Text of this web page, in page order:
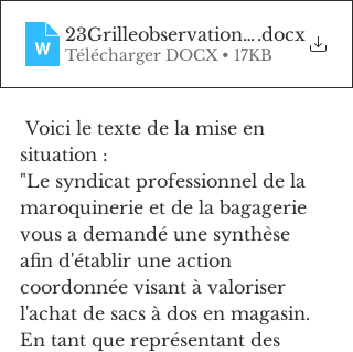
23Grilleobservationmagasin
.docx
Télécharger DOCX • 17KB
situation :
"Le syndicat professionnel de la
maroquinerie et de la bagagerie
vous a demandé une synthèse
afin d'établir une action
coordonnée visant à valoriser
l'achat de sacs à dos en magasin.
En tant que représentant des